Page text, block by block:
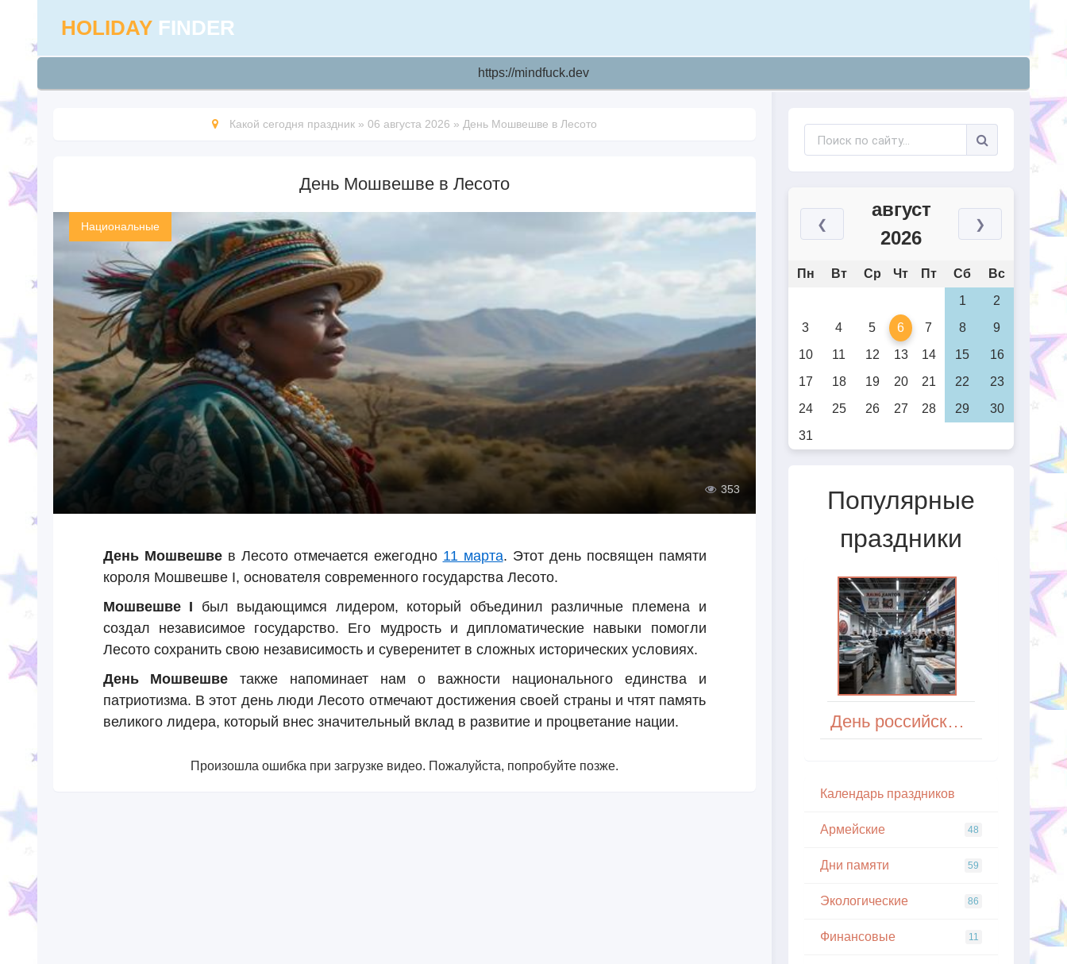
HOLIDAY FINDER
https://mindfuck.dev
Какой сегодня праздник » 06 августа 2026 » День Мошвешве в Лесото
День Мошвешве в Лесото
Национальные
353
День Мошвешвев Лесото отмечается ежегодно 11 марта. Этот день посвящен памяти
короля Мошвешве I, основателя современного государства Лесото.
Мошвешве I был выдающимся лидером, который объединил различные племена и
создал независимое государство. Его мудрость и дипломатические навыки помогли
Лесото сохранить свою независимость и суверенитет в сложных исторических условиях.
День Мошвешве также напоминает нам о важности национального единства и
патриотизма. В этот день люди Лесото отмечают достижения своей страны и чтят память
великого лидера, который внес значительный вклад в развитие и процветание нации.
Произошла ошибка при загрузке видео. Пожалуйста, попробуйте позже.
❮
август
2026
❯
Пн Вт Ср Чт Пт Сб
Вс
1
2
3
4 5 6 7 8
9
10
11 12 13 14 15
16
17
18 19 20 21 22
23
24
25 26 27 28 29
30
31
Популярные
праздники
День российской полиграфии
Кaлeндapь пpaздникoв
Армейские 48
Дни памяти 59
Экологические 86
Финансовые 11